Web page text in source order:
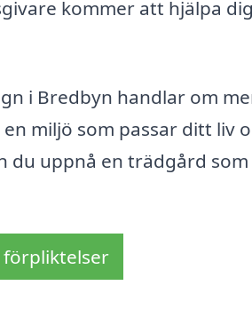
kommer att hjälpa
i Bredbyn handlar om
miljö som passar ditt liv
du uppnå en trädgård
förpliktelser